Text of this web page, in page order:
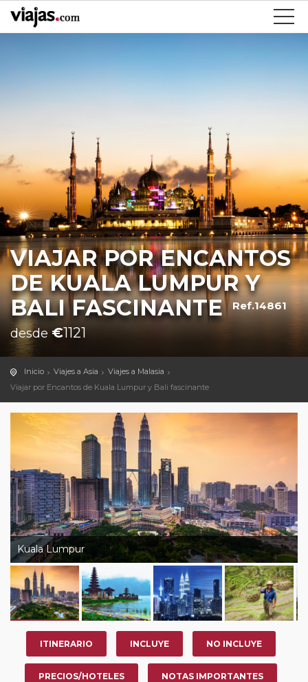
VIAJAR POR ENCANTOS
DE KUALA LUMPUR Y
BALI FASCINANTE Ref.14861
desde €1121
Inicio Viajes a Asia
Viajes a Malasia
Viajar por Encantos de Kuala Lumpur y Bali fascinante
Kuala Lumpur
ITINERARIO INCLUYE NO INCLUYE
PRECIOS/HOTELES NOTAS IMPORTANTES